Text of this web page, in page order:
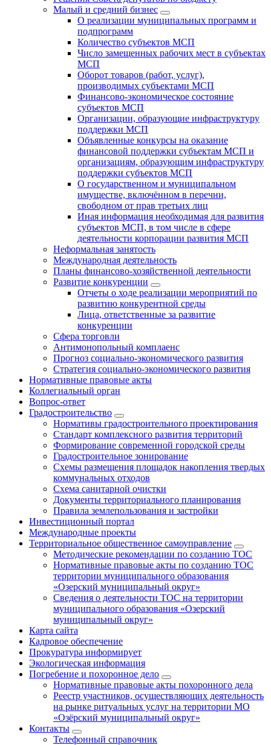
Малый и средний бизнес
О реализации муниципальных программ и
подпрограмм
Количество субъектов МСП
Число замещенных рабочих мест в субъектах
МСП
Оборот товаров (работ, услуг),
производимых субъектами МСП
Финансово-экономическое состояние
субъектов МСП
Организации, образующие инфраструктуру
поддержки МСП
Объявленные конкурсы на оказание
финансовой поддержки субъектам МСП и
организациям, образующим инфраструктуру
поддержки субъектов МСП
О государственном и муниципальном
имуществе, включённом в перечни,
свободном от прав третьих лиц
Иная информация необходимая для развития
субъектов МСП, в том числе в сфере
деятельности корпорации развития МСП
Неформальная занятость
Международная деятельность
Планы финансово-хозяйственной деятельности
Развитие конкуренции
Отчеты о ходе реализации мероприятий по
развитию конкурентной среды
Лица, ответственные за развитие
конкуренции
Сфера торговли
Антимонопольный комплаенс
Прогноз социально-экономического развития
Стратегия социально-экономического развития
Нормативные правовые акты
Коллегиальный орган
Вопрос-ответ
Градостроительство
Нормативы градостроительного проектирования
Стандарт комплексного развития территорий
Формирование современной городской среды
Градостроительное зонирование
Схемы размещения площадок накопления твердых
коммунальных отходов
Схема санитарной очистки
Документы территориального планирования
Правила землепользования и застройки
Инвестиционный портал
Международные проекты
Территориальное общественное самоуправление
Методические рекомендации по созданию ТОС
Нормативные правовые акты по созданию ТОС
территории муниципального образования
«Озерский муниципальный округ»
Сведения о деятельности ТОС на территории
муниципального образования «Озерский
муниципальный округ»
Карта сайта
Кадровое обеспечение
Прокуратура информирует
Экологическая информация
Погребение и похоронное дело
Нормативные правовые акты похоронного дела
Реестр участников, осуществляющих деятельность
на рынке ритуальных услуг на территории МО
«Озёрский муниципальный округ»
Контакты
Телефонный справочник